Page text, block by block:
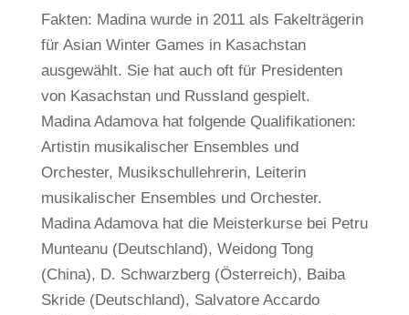
Fakten: Madina wurde in 2011 als Fakelträgerin
für Asian Winter Games in Kasachstan
ausgewählt. Sie hat auch oft für Presidenten
von Kasachstan und Russland gespielt.
Madina Adamova hat folgende Qualifikationen:
Artistin musikalischer Ensembles und
Orchester, Musikschullehrerin, Leiterin
musikalischer Ensembles und Orchester.
Madina Adamova hat die Meisterkurse bei Petru
Munteanu (Deutschland), Weidong Tong
(China), D. Schwarzberg (Österreich), Baiba
Skride (Deutschland), Salvatore Accardo